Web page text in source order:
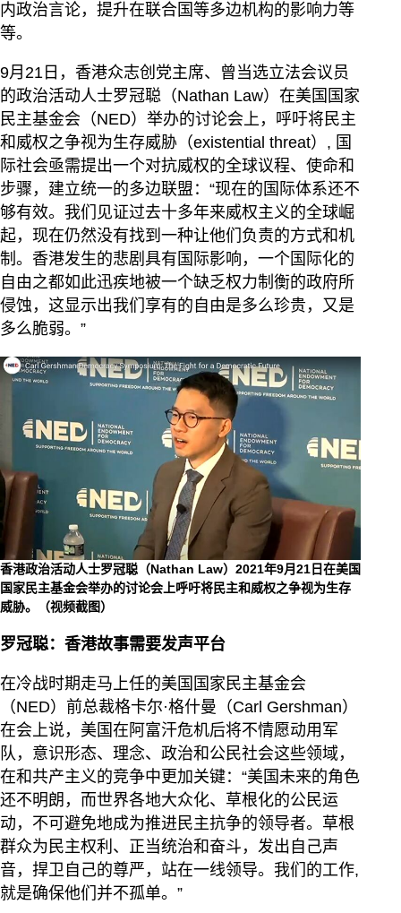
内政治言论，提升在联合国等多边机构的影响力等
等。
9月21日，香港众志创党主席、曾当选立法会议员
的政治活动人士罗冠聪（Nathan Law）在美国国家
民主基金会（NED）举办的讨论会上，呼吁将民主
和威权之争视为生存威胁（existential threat）, 国
际社会亟需提出一个对抗威权的全球议程、使命和
步骤，建立统一的多边联盟：“现在的国际体系还不
够有效。我们见证过去十多年来威权主义的全球崛
起，现在仍然没有找到一种让他们负责的方式和机
制。香港发生的悲剧具有国际影响，一个国际化的
自由之都如此迅疾地被一个缺乏权力制衡的政府所
侵蚀，这显示出我们享有的自由是多么珍贵，又是
多么脆弱。”
香港政治活动人士罗冠聪（Nathan Law）2021年9月21日在美国
国家民主基金会举办的讨论会上呼吁将民主和威权之争视为生存
威胁。（视频截图）
罗冠聪：香港故事需要发声平台
在冷战时期走马上任的美国国家民主基金会
（NED）前总裁格卡尔·格什曼（Carl Gershman）
在会上说，美国在阿富汗危机后将不情愿动用军
队，意识形态、理念、政治和公民社会这些领域，
在和共产主义的竞争中更加关键：“美国未来的角色
还不明朗，而世界各地大众化、草根化的公民运
动，不可避免地成为推进民主抗争的领导者。草根
群众为民主权利、正当统治和奋斗，发出自己声
音，捍卫自己的尊严，站在一线领导。我们的工作,
就是确保他们并不孤单。”